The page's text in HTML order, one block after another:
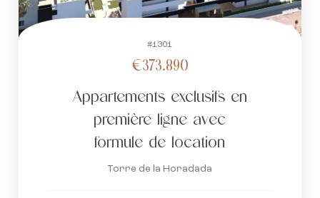
#1301
€373.890
Appartements exclusifs en
première ligne avec
formule de location
Torre de la Horadada